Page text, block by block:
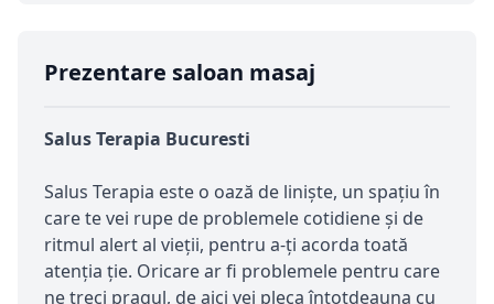
Prezentare saloan masaj
Salus Terapia Bucuresti
Salus Terapia este o oază de liniște, un spațiu în
care te vei rupe de problemele cotidiene și de
ritmul alert al vieții, pentru a-ți acorda toată
atenția ție. Oricare ar fi problemele pentru care
ne treci pragul, de aici vei pleca întotdeauna cu